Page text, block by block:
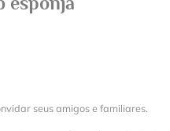
seus amigos e familiares.